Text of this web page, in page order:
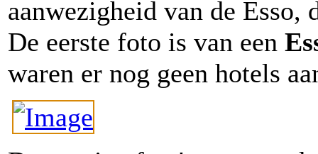
aanwezigheid van de
De eerste foto is van een
waren er nog geen hotels